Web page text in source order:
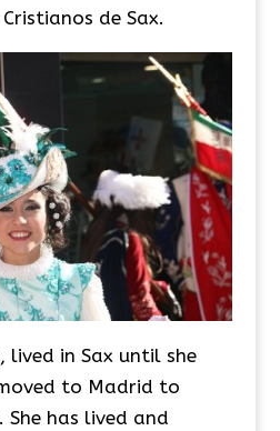
de Sax.
lived in Sax until she
to Madrid to
has lived and